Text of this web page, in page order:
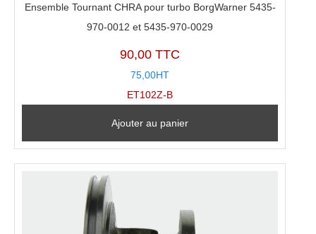
Ensemble Tournant CHRA pour turbo BorgWarner 5435-
970-0012 et 5435-970-0029
90,00 TTC
75,00HT
ET102Z-B
Ajouter au panier